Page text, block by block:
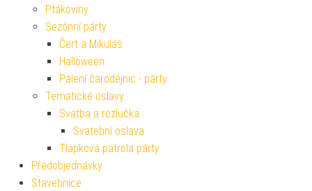
Ptákoviny
Sezónní párty
Čert a Mikuláš
Halloween
Pálení čarodějnic - párty
Tematické oslavy
Svatba a rozlučka
Svatební oslava
Tlapková patrola párty
Předobjednávky
Stavebnice